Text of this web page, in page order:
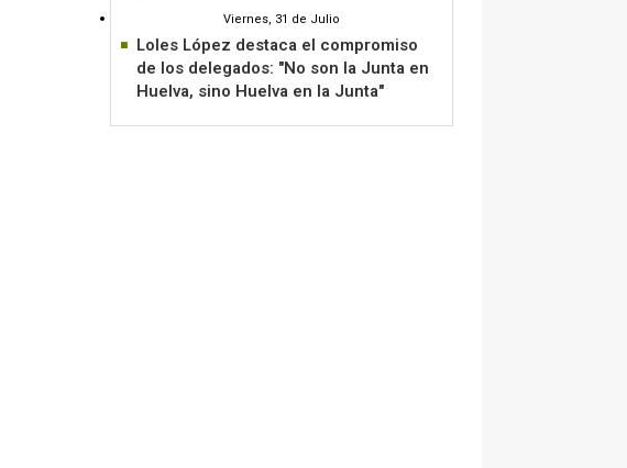
Viernes, 31 de Julio
Loles López destaca el compromiso
de los delegados: "No son la Junta en
Huelva, sino Huelva en la Junta"